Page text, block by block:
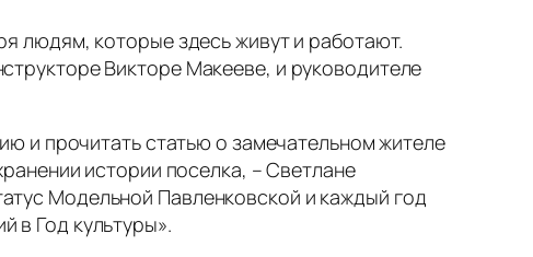
людям, которые здесь живут и работают.
Викторе Макееве, и руководителе
и прочитать статью о замечательном жителе
истории поселка, – Светлане
Модельной Павленковской и каждый год
в Год культуры».